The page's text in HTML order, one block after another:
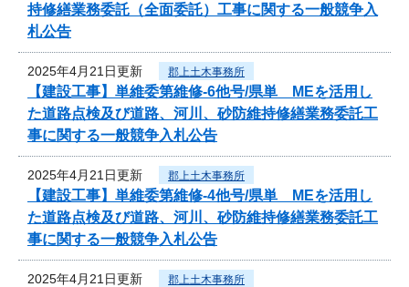
持修繕業務委託（全面委託）工事に関する一般競争入
札公告
2025年4月21日更新 郡上土木事務所
【建設工事】単維委第維修‐6他号/県単 MEを活用し
た道路点検及び道路、河川、砂防維持修繕業務委託工
事に関する一般競争入札公告
2025年4月21日更新 郡上土木事務所
【建設工事】単維委第維修‐4他号/県単 MEを活用し
た道路点検及び道路、河川、砂防維持修繕業務委託工
事に関する一般競争入札公告
2025年4月21日更新 郡上土木事務所